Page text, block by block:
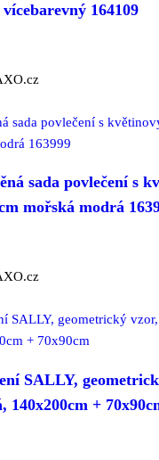
164109
sada povlečení s
mořská modrá
SALLY,
140x200cm +